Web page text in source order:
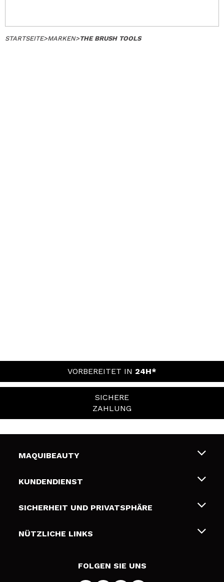
STARTSEITE>MARKEN>THE BRUSH TOOLS
VORBEREITET IN 24H*
SICHERE
ZAHLUNG
MAQUIBEAUTY
Über uns
Geschenkkarten
KUNDENDIENST
Liefer- und Versandkosten
Zahlung
SICHERHEIT UND PRIVATSPHÄRE
Bedingungen und Datenschutz
NÜTZLICHE LINKS
FOLGEN SIE UNS